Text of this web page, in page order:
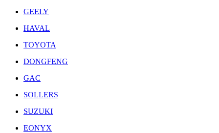
GEELY
HAVAL
TOYOTA
DONGFENG
GAC
SOLLERS
SUZUKI
EONYX